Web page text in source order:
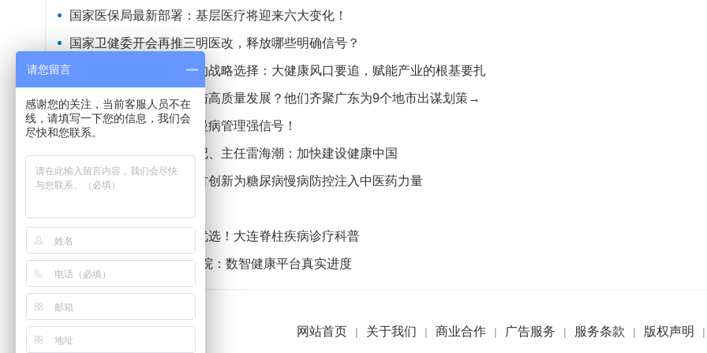
国家医保局最新部署：基层医疗将迎来六大变化！
国家卫健委开会再推三明医改，释放哪些明确信号？
爱昕集团中式智能养生的战略选择：大健康风口要追，赋能产业的根基要扎
如何推动公立医院改革与高质量发展？他们齐聚广东为9个地市出谋划策→
国家卫健委发布会释放慢病管理强信号！
国家卫生健康委党组书记、主任雷海潮：加快建设健康中国
立足健康中国战略：古方创新为糖尿病慢病防控注入中医药力量
大连腰椎间盘突出诊疗优选！大连脊柱疾病诊疗科普
13亿主索引，6000家医院：数智健康平台真实进度
网站首页 | 关于我们 | 商业合作 | 广告服务 | 服务条款 | 版权声明 |
请您留言
感谢您的关注，当前客服人员不在
线，请填写一下您的信息，我们会
尽快和您联系。